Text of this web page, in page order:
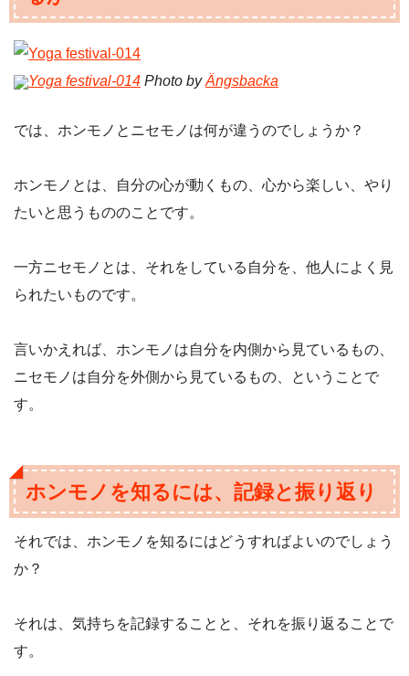
Yoga festival-014 Photo byÄngsbacka
では、ホンモノとニセモノは何が違うのでしょうか？
ホンモノとは、自分の心が動くもの、心から楽しい、やり
たいと思うもののことです。
一方ニセモノとは、それをしている自分を、他人によく見
られたいものです。
言いかえれば、ホンモノは自分を内側から見ているもの、
ニセモノは自分を外側から見ているもの、ということで
す。
ホンモノを知るには、記録と振り返り
それでは、ホンモノを知るにはどうすればよいのでしょう
か？
それは、気持ちを記録することと、それを振り返ることで
す。